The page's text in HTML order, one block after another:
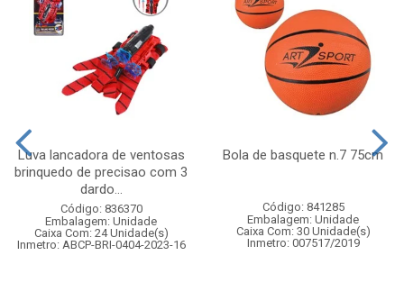
Luva lancadora de ventosas
brinquedo de precisao com 3
dardo...
Código: 836370
Embalagem: Unidade
Caixa Com: 24 Unidade(s)
Inmetro: ABCP-BRI-0404-2023-16
Bola de basquete n.7 75cm
Código: 841285
Embalagem: Unidade
Caixa Com: 30 Unidade(s)
Inmetro: 007517/2019